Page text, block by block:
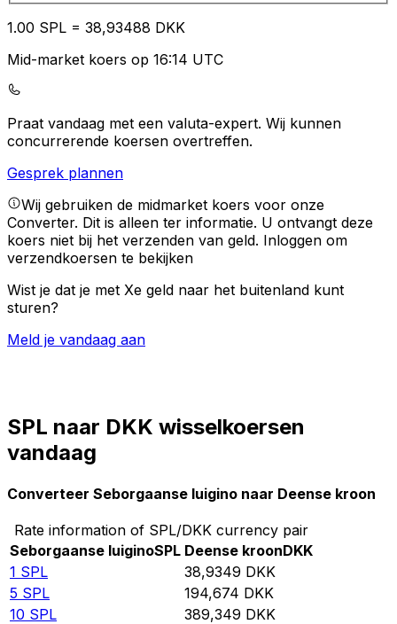
1.00 SPL = 38,93488 DKK
Mid-market koers op 16:14 UTC
Praat vandaag met een valuta-expert. Wij kunnen
concurrerende koersen overtreffen.
Gesprek plannen
Wij gebruiken de midmarket koers voor onze
Converter. Dit is alleen ter informatie. U ontvangt deze
koers niet bij het verzenden van geld. Inloggen om
verzendkoersen te bekijken
Wist je dat je met Xe geld naar het buitenland kunt
sturen?
Meld je vandaag aan
SPL naar DKK wisselkoersen
vandaag
Converteer Seborgaanse luigino naar Deense kroon
Rate information of SPL/DKK currency pair
Seborgaanse luiginoSPL Deense kroonDKK
1 SPL 38,9349 DKK
5 SPL 194,674 DKK
10 SPL 389,349 DKK